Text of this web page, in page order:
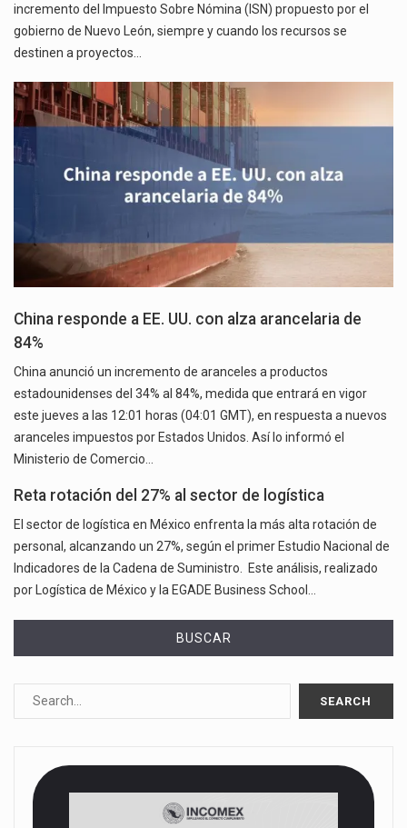
incremento del Impuesto Sobre Nómina (ISN) propuesto por el
gobierno de Nuevo León, siempre y cuando los recursos se
destinen a proyectos…
China responde a EE. UU. con alza arancelaria de
84%
China anunció un incremento de aranceles a productos
estadounidenses del 34% al 84%, medida que entrará en vigor
este jueves a las 12:01 horas (04:01 GMT), en respuesta a nuevos
aranceles impuestos por Estados Unidos. Así lo informó el
Ministerio de Comercio…
Reta rotación del 27% al sector de logística
El sector de logística en México enfrenta la más alta rotación de
personal, alcanzando un 27%, según el primer Estudio Nacional de
Indicadores de la Cadena de Suministro. Este análisis, realizado
por Logística de México y la EGADE Business School…
BUSCAR